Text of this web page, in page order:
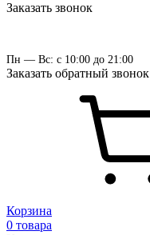
Заказать звонок
Пн — Вс: с 10:00 до 21:00
Заказать обратный звонок
Корзина
0 товара